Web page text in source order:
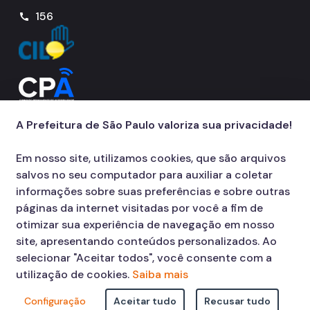
Notícias
Ouvidoria
Proteção de Dados e Privacidade
SAMU 192
Tecnologia da Informação e Comunicação
Vigilância em Saúde
call 156
© COPYRIGHT 2026, Prefeitura Municipal de São Paulo Viaduto do Cha,
A Prefeitura de São Paulo valoriza sua privacidade!
Em nosso site, utilizamos cookies, que são arquivos
salvos no seu computador para auxiliar a coletar
informações sobre suas preferências e sobre outras
páginas da internet visitadas por você a fim de
otimizar sua experiência de navegação em nosso
site, apresentando conteúdos personalizados. Ao
selecionar "Aceitar todos", você consente com a
utilização de cookies. Saiba mais
Configuração Aceitar tudo Recusar tudo